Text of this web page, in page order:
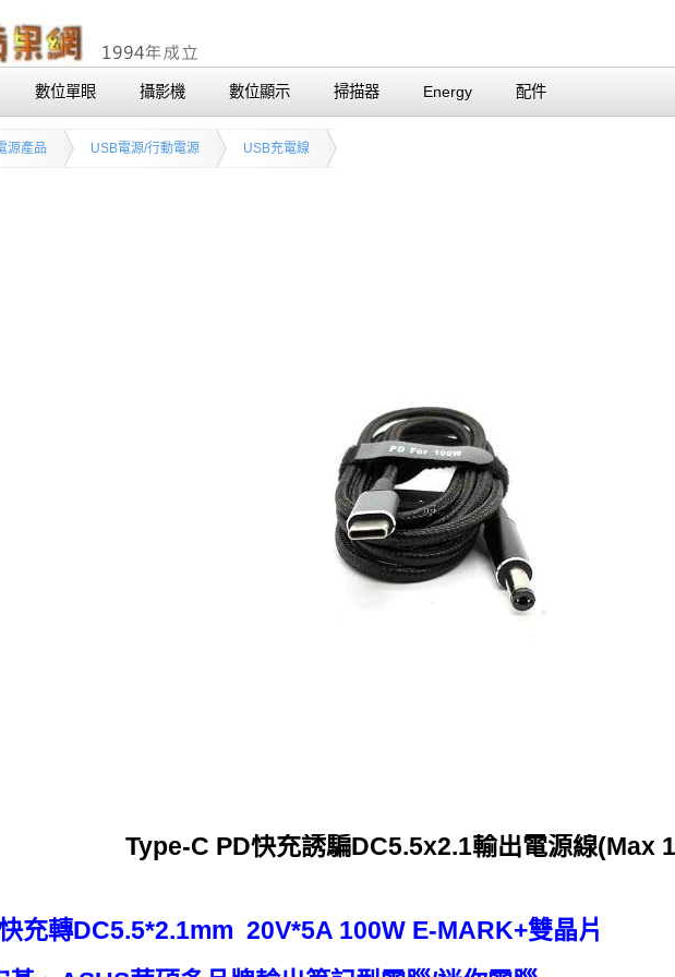
數位單眼 攝影機 數位顯示 掃描器 Energy 配件
源產品 USB電源/行動電源 USB充電線
Type-C PD快充誘騙DC5.5x2.1輸出電源線(Max
充轉DC5.5*2.1mm 20V*5A 100W E-MARK+雙晶片